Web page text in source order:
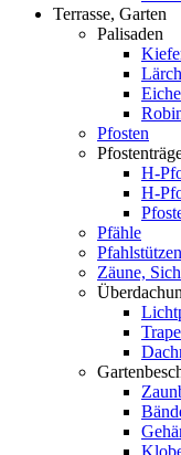
Terrasse, Garten
Palisaden
Eiche
Pfosten
H-
H-
Pfähle
Pfahlstützen
Zäune,